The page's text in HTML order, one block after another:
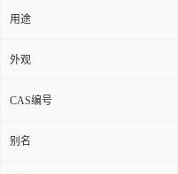
用途
外观
CAS编号
别名